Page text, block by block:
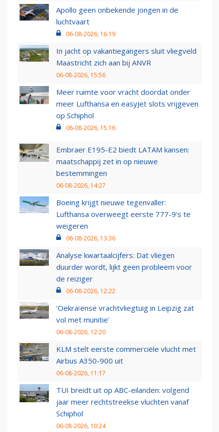
Apollo geen onbekende jongen in de
luchtvaart
06-08-2026, 16:19
In jacht op vakantiegangers sluit vliegveld
Maastricht zich aan bij ANVR
06-08-2026, 15:56
Meer ruimte voor vracht doordat onder
meer Lufthansa en easyJet slots vrijgeven
op Schiphol
06-08-2026, 15:16
Embraer E195-E2 biedt LATAM kansen:
maatschappij zet in op nieuwe
bestemmingen
06-08-2026, 14:27
Boeing krijgt nieuwe tegenvaller:
Lufthansa overweegt eerste 777-9’s te
weigeren
06-08-2026, 13:36
Analyse kwartaalcijfers: Dat vliegen
duurder wordt, lijkt geen probleem voor
de reiziger
06-08-2026, 12:22
'Oekraïense vrachtvliegtuig in Leipzig zat
vol met munitie'
06-08-2026, 12:20
KLM stelt eerste commerciële vlucht met
Airbus A350-900 uit
06-08-2026, 11:17
TUI breidt uit op ABC-eilanden: volgend
jaar meer rechtstreekse vluchten vanaf
Schiphol
06-08-2026, 10:24